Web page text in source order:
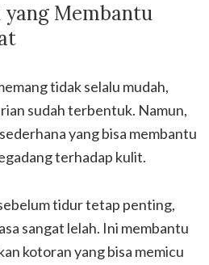
yang Membantu
tidak selalu mudah,
sudah terbentuk. Namun,
yang bisa membantu
terhadap kulit.
tidur tetap penting,
sangat lelah. Ini membantu
kotoran yang bisa memicu